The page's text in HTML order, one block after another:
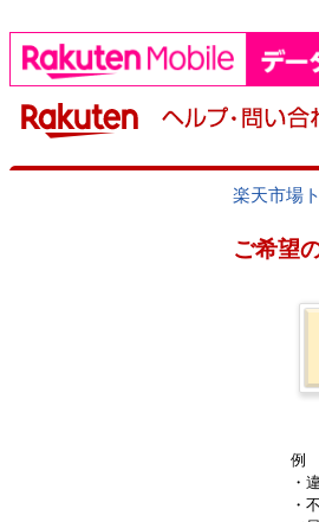
楽天市場
ご希望
例
・
・